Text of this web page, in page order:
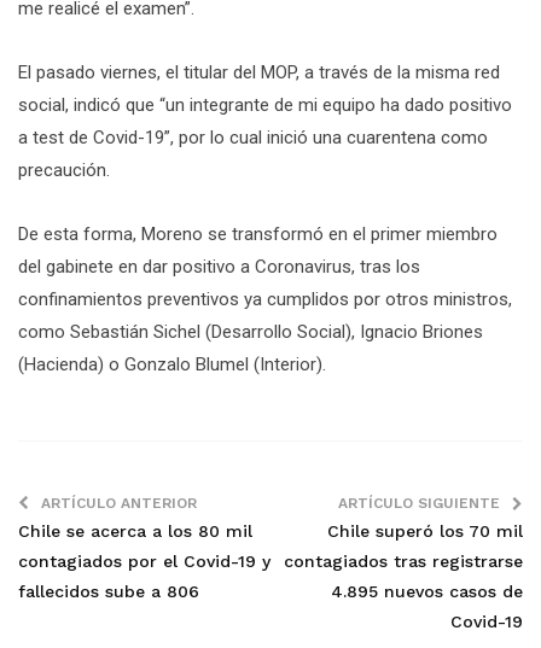
me realicé el examen”.
El pasado viernes, el titular del MOP, a través de la misma red
social, indicó que “un integrante de mi equipo ha dado positivo
a test de Covid-19”, por lo cual inició una cuarentena como
precaución.
De esta forma, Moreno se transformó en el primer miembro
del gabinete en dar positivo a Coronavirus, tras los
confinamientos preventivos ya cumplidos por otros ministros,
como Sebastián Sichel (Desarrollo Social), Ignacio Briones
(Hacienda) o Gonzalo Blumel (Interior).
ARTÍCULO ANTERIOR
Chile se acerca a los 80 mil
contagiados por el Covid-19 y
fallecidos sube a 806
ARTÍCULO SIGUIENTE
Chile superó los 70 mil
contagiados tras registrarse
4.895 nuevos casos de
Covid-19